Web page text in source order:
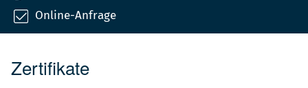
Online-Anfrage
Zertifikate